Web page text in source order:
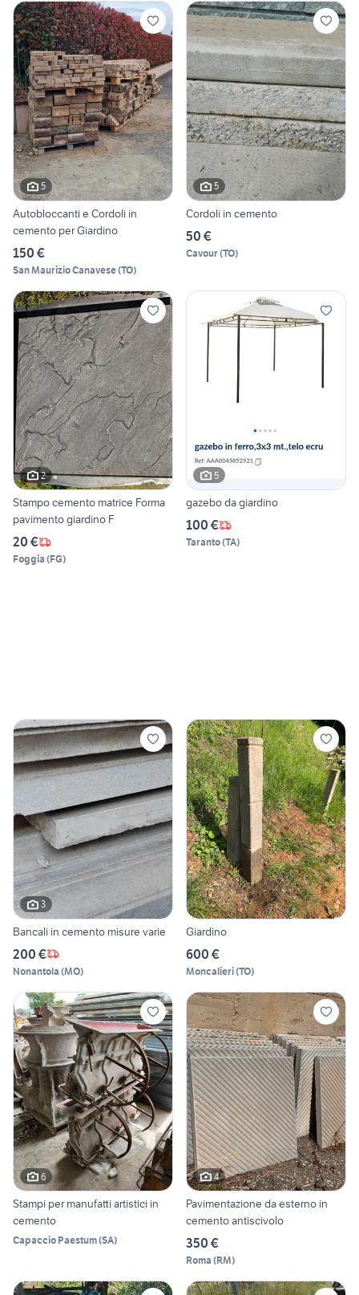
5
Autobloccanti e Cordoli in
cemento per Giardino
150 €
San Maurizio Canavese(TO)
5
Cordoli in cemento
50 €
Cavour(TO)
2
Stampo cemento matrice Forma
pavimento giardino F
20 €
Foggia (FG)
5
gazebo da giardino
100 €
Taranto(TA)
3
Bancali in cemento misure varie
200 €
Nonantola (MO)
Giardino
600 €
Moncalieri(TO)
6
Stampi per manufatti artistici in
cemento
Capaccio Paestum(SA)
4
Pavimentazione da esterno in
cemento antiscivolo
350 €
Roma (RM)